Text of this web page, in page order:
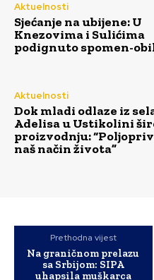
Aktuelnosti
Sjećanje na ubijene: U
Knezovima i Sulićima
podignuto spomen-
Aktuelnosti
Dok mladi odlaze iz
Adelisa u Ustikolini
proizvodnju:
naš način života”
Prethodna vijest
Na graničnom prelazu
sa Srbijom: SIPA
uhapsila muškarca